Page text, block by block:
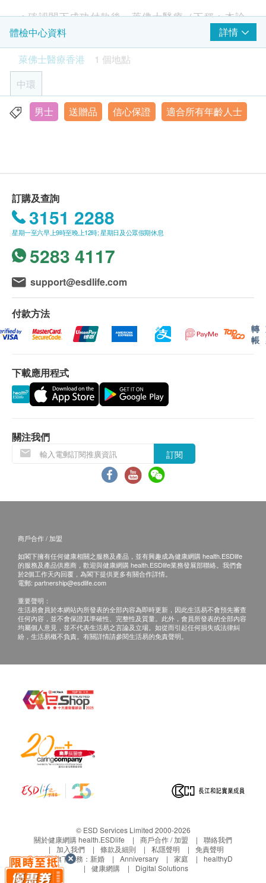
醫生諮詢 重點項目
全科醫生會診(兩次) - 首次檢查及複診
心臟檢查 重點項目
運動心電圖
X光 重點項目
3 基本項目
基本健康評估
體質指標
體重
視力檢查
聽力檢查
血脂
高密度膽固醇
低密度膽固醇
肝功能
谷丙轉氨酵素
谷草轉氨酵素
總膽紅素
球蛋白
鹼性磷酸酶
丙種谷氨基轉移酵素
鈉
肌酸酐
血尿素
氯
血液檢查
嗜鹼性白血球
嗜酸性白血球
血色素
紅血球平均血紅素
• 確認閣下成功付款後，萊佛士醫療（下稱：本診
所）將於3個工作天內，致電閣下確認體檢日子及時
間。
• 閣下須於預約當天向本診所職員出示身份證及訂購
確認信或電郵。
• 閣下須於確認付款日期起計6 個月內進行及完成首次
諮詢及化驗或檢查項目，逾期作廢。
• 體檢參加者必須年滿18 歲或以上（體檢歡迎任何合
• 靜態心電圖讀數異常
• 或測試過程中如感到胸部不適或胸痛，須立刻停止
測試。
• 女士於經期期間，不宜進行有關尿液、大便等相關
化驗項目或子宮頸抹片測試。
• 子宮頸抹片測試只限曾有性經驗的女士進行。
• 體檢報告將於所有測試項目完成後 ，一般情況下約
7-14個工作天（不包括星期六、日及公眾假期）內跟
進報告。 上述時間受個別化驗項目時間或有所延長，
本中心職員將預先告知並與閣下達成共識。
合進行體檢項目，本診所將收取一次醫生會診費用
（港幣$300），並退還其餘已繳費用。
• 成功付款後，已訂購之體檢計劃不設更改，轉讓及
• 健康檢查服務並非作為醫療診斷或治療用途。
《萊佛士醫療香港—疫苗注射服務：條款及細則》
• 閣下須於預約當天向本診所職員出示身份證及訂購
確認信或電郵。
• 閣下須由確認付款日期起計6月內進行及完成首針注
射，逾期作廢。
• 疫苗供應及其藥廠品牌按實際情況而定，本診所保
留最後決定權。
• 所列出之疫苗服務費用已包括首次注射前的醫生會
斷並不適合接種有關疫苗，本診所將收取一次醫生會
• 成功付款後，已訂購之疫苗服務費用不設更改，轉
讓及／或退款（除上述經醫生諮詢後不宜進行接種疫
• 疫苗注射服務並非作為醫療診斷或治療用途。
體檢中心資料
詳情
萊佛士醫療香港
1 個地點
中環
香港中環皇后大道16-18號新世界大廈1期6樓604-5室
星期六：上午8時30分 - 下午1時正
男士 送贈品 信心保證 適合所有年齡人士
訂購及查詢
3151 2288
星期一至六早上9時至晚上12時; 星期日及公眾假期休息
5283 4117
support@esdlife.com
付款方法
轉
帳
下載應用程式
關注我們
訂閱
商戶合作 / 加盟
如閣下擁有任何健康相關之服務及產品，並有興趣成為健康網購 health.ESDlife
的服務及產品供應商，歡迎與健康網購 health.ESDlife業務發展部聯絡。我們會
於2個工作天內回覆，為閣下提供更多有關合作詳情。
電郵: partnership@esdlife.com
重要聲明：
生活易會員於本網站內所發表的全部內容為即時更新，因此生活易不會預先審查
任何內容，並不會保證其準確性、完整性及質量。此外，會員所發表的全部內容
均屬個人意見，並不代表生活易之言論及立場。如從而引起任何損失或法律糾
紛，生活易概不負責。有關詳情請參閱生活易的免責聲明。
© ESD Services Limited 2000-2026
關於健康網購 health.ESDlife
商戶合作 / 加盟
聯絡我們
加入我們
條款及細則 私隱聲明
免責聲明
生活易旗下業務： 新婚 Anniversary 家庭
healthyD
健康網購
Digital Solutions